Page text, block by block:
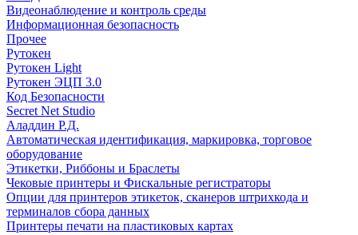
Видеонаблюдение и контроль среды
Информационная безопасность
Прочее
Рутокен
Рутокен Light
Рутокен ЭЦП 3.0
Код Безопасности
Secret Net Studio
Аладдин Р.Д.
Автоматическая идентификация, маркировка, торговое
оборудование
Этикетки, Риббоны и Браслеты
Чековые принтеры и Фискальные регистраторы
Опции для принтеров этикеток, сканеров штрихкода и
терминалов сбора данных
Принтеры печати на пластиковых картах